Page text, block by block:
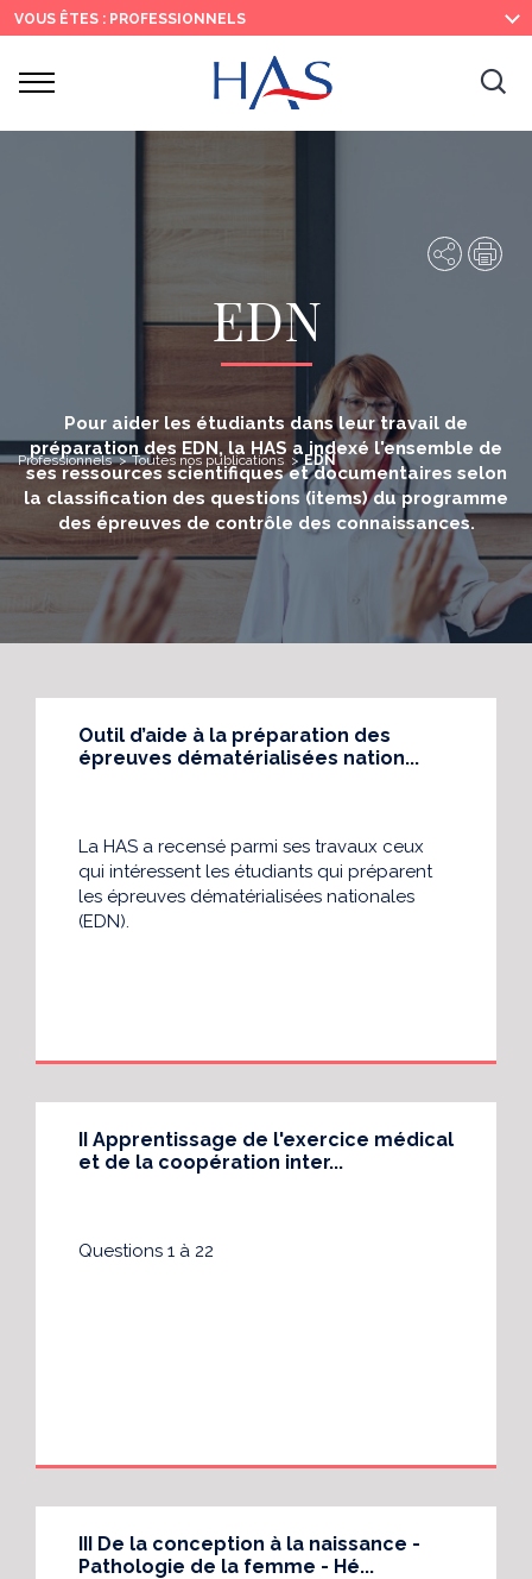
Recherche
Menu
principal
Contenu
principal
VOUS ÊTES : PROFESSIONNELS
Ouvrir
Professionnels Toutes nos publications EDN
Partager
EDN
Pour aider les étudiants dans leur travail de
préparation des EDN, la HAS a indexé l'ensemble de
ses ressources scientifiques et documentaires selon
la classification des questions (items) du programme
des épreuves de contrôle des connaissances.
Outil d’aide à la préparation des
épreuves dématérialisées nation...
La HAS a recensé parmi ses travaux ceux
qui intéressent les étudiants qui préparent
les épreuves dématérialisées nationales
(EDN).
II Apprentissage de l'exercice médical
et de la coopération inter...
Questions 1 à 22
III De la conception à la naissance -
Pathologie de la femme - Hé...